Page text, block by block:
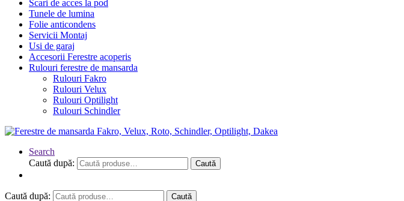
Scari de acces la pod
Tunele de lumina
Folie anticondens
Servicii Montaj
Usi de garaj
Accesorii Ferestre acoperis
Rulouri ferestre de mansarda
Rulouri Fakro
Rulouri Velux
Rulouri Optilight
Rulouri Schindler
Search
Caută după:
Caută
Caută după: Caută